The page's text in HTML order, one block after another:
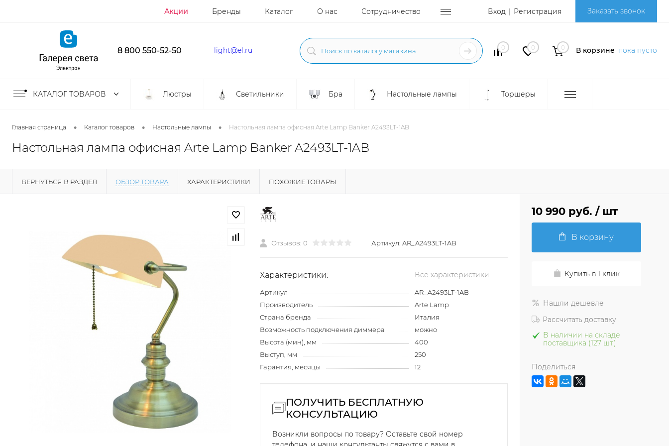
Акции Бренды Каталог О нас Сотрудничество Вход Регистрация Заказать звонок
8 800 550-52-50 light@el.ru 0 0 0 В корзине пока пусто
КАТАЛОГ ТОВАРОВ Люстры Светильники Бра Настольные лампы Торшеры
Главная страница • Каталог товаров • Настольные лампы • Настольная лампа офисная Arte Lamp Banker A2493LT-1AB
Настольная лампа офисная Arte Lamp Banker A2493LT-1AB
ВЕРНУТЬСЯ В РАЗДЕЛ ОБЗОР ТОВАРА ХАРАКТЕРИСТИКИ ПОХОЖИЕ ТОВАРЫ
Отзывов: 0 Артикул: AR_A2493LT-1AB
Характеристики: Все характеристики
Артикул
AR_A2493LT-1AB
Производитель
Arte Lamp
Страна бренда
Италия
Возможность подключения диммера
можно
Высота (мин), мм
400
Выступ, мм
250
Гарантия, месяцы
12
ПОЛУЧИТЬ БЕСПЛАТНУЮ
КОНСУЛЬТАЦИЮ
Возникли вопросы по товару? Оставьте свой номер
10 990 руб. / шт
В корзину
Купить в 1 клик
Нашли дешевле
Рассчитать доставку
В наличии на складе
поставщика (127 шт.)
Поделиться